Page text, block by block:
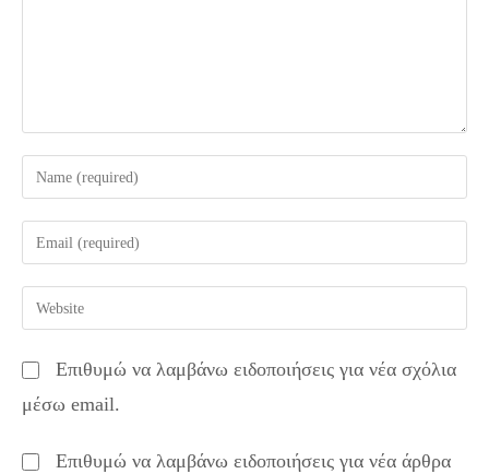
Enter
your
name
comment
Enter
your
email
address
comment
Enter
your
URL
(optional)
Επιθυμώ να λαμβάνω ειδοποιήσεις για νέα σχόλια
μέσω email.
Επιθυμώ να λαμβάνω ειδοποιήσεις για νέα άρθρα